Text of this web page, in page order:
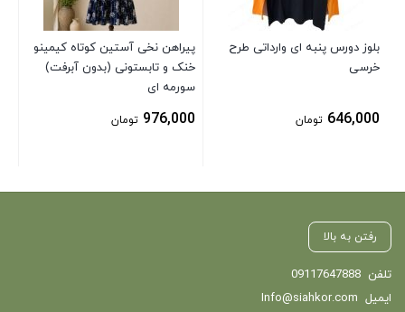
بلوز دورس پنبه ای وارداتی طرح
خرسی
646,000 تومان
پیراهن نخی آستین کوتاه کیمینو
خنک و تابستونی (بدون آبرفت)
سورمه ای
976,000 تومان
رفتن به بالا
تلفن 09117647888
ایمیل Info@siahkor.com